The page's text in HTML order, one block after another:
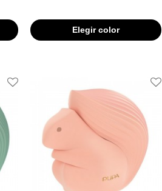
Elegir color